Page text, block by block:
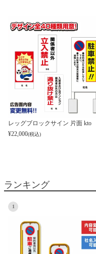
レッグブロックサイン 片面 kto
¥22,000(税込)
ランキング
1